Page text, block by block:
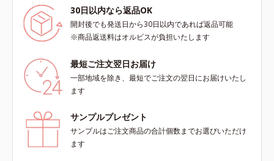
30日以内なら返品OK
開封後でも発送日から30日以内であれば返品可能
※商品返送料はオルビスが負担いたします
最短ご注文翌日お届け
一部地域を除き、最短でご注文の翌日にお届けいたし
ます
サンプルプレゼント
サンプルはご注文商品の合計個数までお選びいただけ
ます